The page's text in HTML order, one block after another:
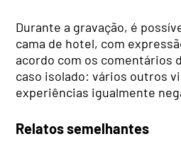
Durante a gravação, é
cama de hotel, com
acordo com os comentários
caso isolado: vários outros
experiências igualmente
Relatos semelhantes